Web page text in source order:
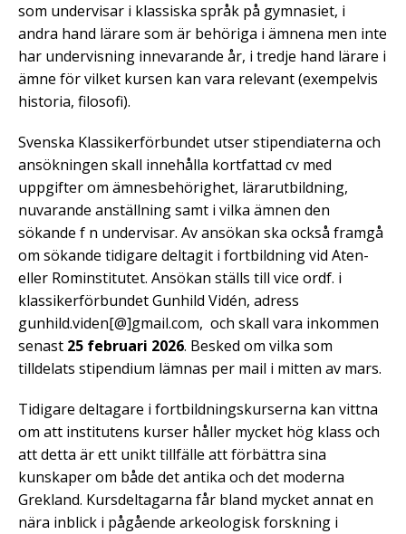
som undervisar i klassiska språk på gymnasiet, i
andra hand lärare som är behöriga i ämnena men inte
har undervisning innevarande år, i tredje hand lärare i
ämne för vilket kursen kan vara relevant (exempelvis
historia, filosofi).
Svenska Klassikerförbundet utser stipendiaterna och
ansökningen skall innehålla kortfattad cv med
uppgifter om ämnesbehörighet, lärarutbildning,
nuvarande anställning samt i vilka ämnen den
sökande f n undervisar. Av ansökan ska också framgå
om sökande tidigare deltagit i fortbildning vid Aten-
eller Rominstitutet. Ansökan ställs till vice ordf. i
klassikerförbundet Gunhild Vidén, adress
gunhild.viden[@]gmail.com, och skall vara inkommen
senast 25 februari 2026. Besked om vilka som
tilldelats stipendium lämnas per mail i mitten av mars.
Tidigare deltagare i fortbildningskurserna kan vittna
om att institutens kurser håller mycket hög klass och
att detta är ett unikt tillfälle att förbättra sina
kunskaper om både det antika och det moderna
Grekland. Kursdeltagarna får bland mycket annat en
nära inblick i pågående arkeologisk forskning i